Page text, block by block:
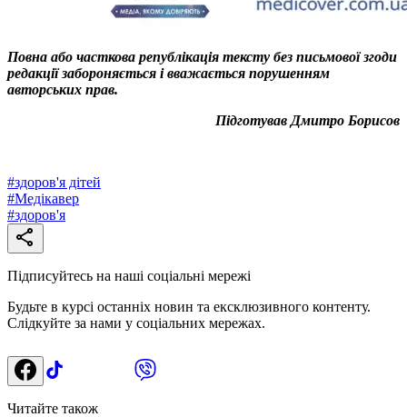
Повна або часткова републікація тексту без письмової згоди
редакції забороняється і вважається порушенням
авторських прав.
Підготував Дмитро Борисов
#здоров'я дітей
#Медікавер
#здоров'я
Підписуйтесь на наші соціальні мережі
Будьте в курсі останніх новин та ексклюзивного контенту.
Слідкуйте за нами у соціальних мережах.
Читайте також